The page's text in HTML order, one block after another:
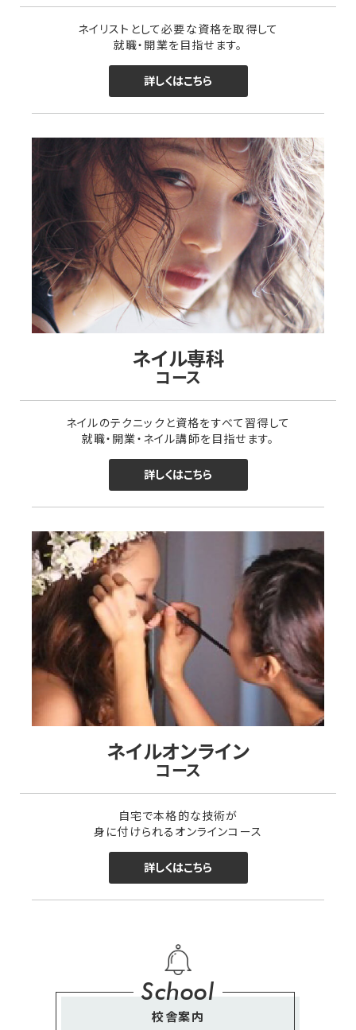
ネイリストとして必要な資格を取得して
就職・開業を目指せます。
詳しくはこちら
ネイル専科
コース
ネイルのテクニックと資格をすべて習得して
就職・開業・ネイル講師を目指せます。
詳しくはこちら
ネイルオンライン
コース
自宅で本格的な技術が
身に付けられるオンラインコース
詳しくはこちら
School
校舎案内